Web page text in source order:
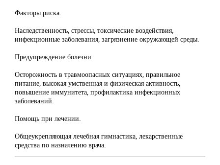
Факторы риска.
Наследственность, стрессы, токсические воздействия,
инфекционные заболевания, загрязнение окружающей среды.
Предупреждение болезни.
Осторожность в травмоопасных ситуациях, правильное
питание, высокая умственная и физическая активность,
повышение иммунитета, профилактика инфекционных
заболеваний.
Помощь при лечении.
Общеукрепляющая лечебная гимнастика, лекарственные
средства по назначению врача.